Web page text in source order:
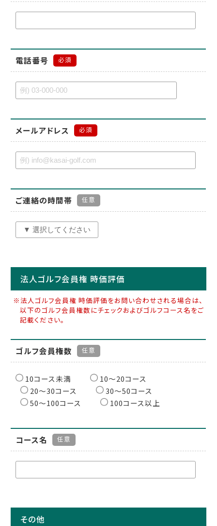
電話番号 必須
メールアドレス 必須
ご連絡の時間帯 任意
法人ゴルフ会員権 時価評価
※法人ゴルフ会員権 時価評価をお問い合わせされる場合は、
以下のゴルフ会員権数にチェックおよびゴルフコース名をご
記載ください。
ゴルフ会員権数 任意
10コース未満
10〜20コース
20〜30コース
30〜50コース
50〜100コース
100コース以上
コース名 任意
その他